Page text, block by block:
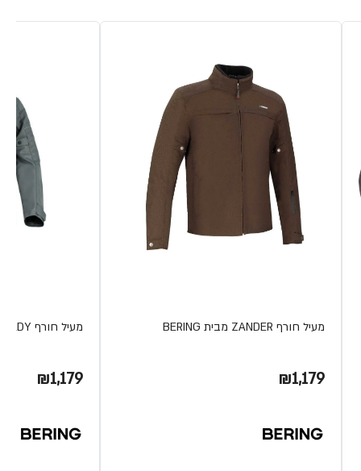
מעיל חורף ZANDER מבית BERING
₪1,179
מעיל חורף ZANDER LADY מבית BERING
₪1,179